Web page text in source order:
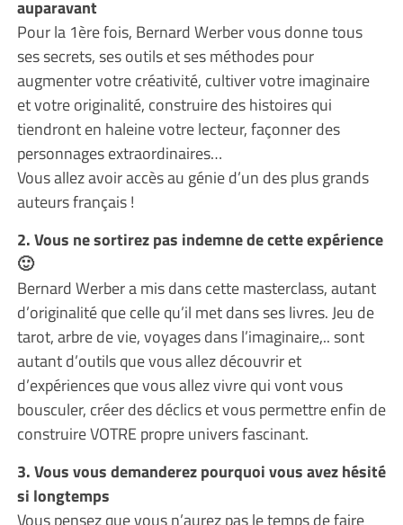
auparavant
Pour la 1ère fois, Bernard Werber vous donne tous
ses secrets, ses outils et ses méthodes pour
augmenter votre créativité, cultiver votre imaginaire
et votre originalité, construire des histoires qui
tiendront en haleine votre lecteur, façonner des
personnages extraordinaires…
Vous allez avoir accès au génie d’un des plus grands
auteurs français !
2. Vous ne sortirez pas indemne de cette expérience
🙂
Bernard Werber a mis dans cette masterclass, autant
d’originalité que celle qu’il met dans ses livres. Jeu de
tarot, arbre de vie, voyages dans l’imaginaire,.. sont
autant d’outils que vous allez découvrir et
d’expériences que vous allez vivre qui vont vous
bousculer, créer des déclics et vous permettre enfin de
construire VOTRE propre univers fascinant.
3. Vous vous demanderez pourquoi vous avez hésité
si longtemps
Vous pensez que vous n’aurez pas le temps de faire